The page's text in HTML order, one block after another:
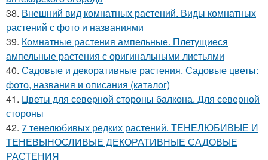
38. Внешний вид комнатных растений. Виды комнатных
растений с фото и названиями
39. Комнатные растения ампельные. Плетущиеся
ампельные растения с оригинальными листьями
40. Садовые и декоративные растения. Садовые цветы:
фото, названия и описания (каталог)
41. Цветы для северной стороны балкона. Для северной
стороны
42. 7 тенелюбивых редких растений. ТЕНЕЛЮБИВЫЕ И
ТЕНЕВЫНОСЛИВЫЕ ДЕКОРАТИВНЫЕ САДОВЫЕ
РАСТЕНИЯ